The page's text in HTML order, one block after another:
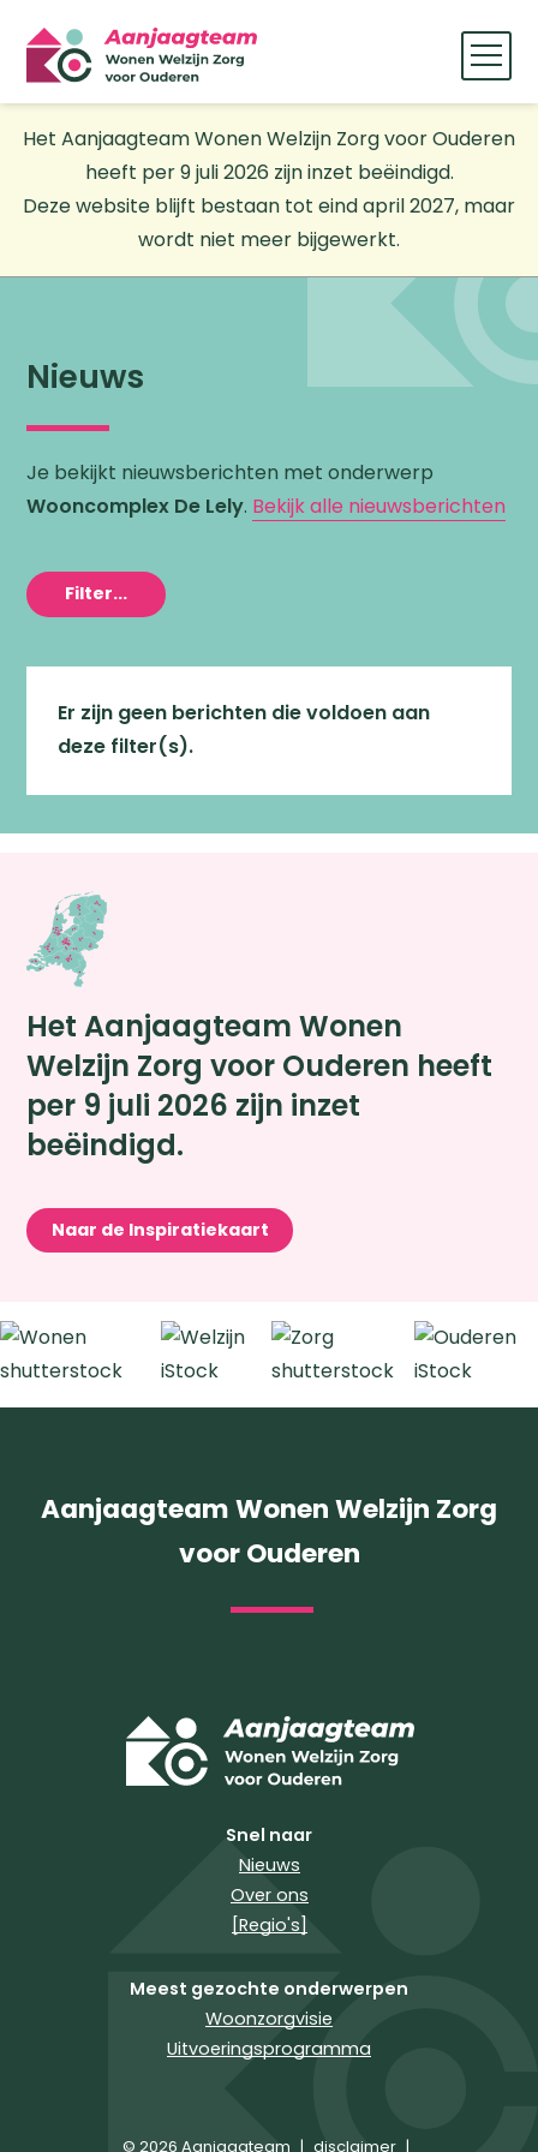
Het Aanjaagteam Wonen Welzijn Zorg voor Ouderen
heeft per 9 juli 2026 zijn inzet beëindigd.
Deze website blijft bestaan tot eind april 2027, maar
wordt niet meer bijgewerkt.
Nieuws
Je bekijkt nieuwsberichten met onderwerp
Wooncomplex De Lely. Bekijk alle nieuwsberichten
Filter...
Er zijn geen berichten die voldoen aan
deze filter(s).
Het Aanjaagteam Wonen
Welzijn Zorg voor Ouderen heeft
per 9 juli 2026 zijn inzet
beëindigd.
Naar de Inspiratiekaart
Aanjaagteam Wonen Welzijn Zorg
voor Ouderen
Snel naar
Nieuws
Over ons
[Regio's]
Meest gezochte onderwerpen
Woonzorgvisie
Uitvoeringsprogramma
© 2026 Aanjaagteam | disclaimer |